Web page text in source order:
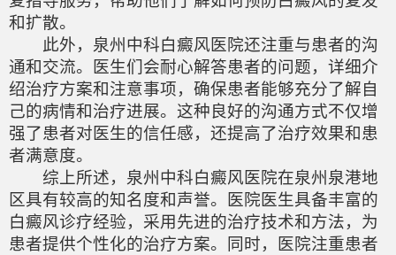
和扩散。
此外，泉州中科白癜风医院还注重与患者的沟
通和交流。医生们会耐心解答患者的问题，详细介
绍治疗方案和注意事项，确保患者能够充分了解自
己的病情和治疗进展。这种良好的沟通方式不仅增
强了患者对医生的信任感，还提高了治疗效果和患
者满意度。
综上所述，泉州中科白癜风医院在泉州泉港地
区具有较高的知名度和声誉。医院医生具备丰富的
白癜风诊疗经验，采用先进的治疗技术和方法，为
患者提供个性化的治疗方案。同时，医院注重患者